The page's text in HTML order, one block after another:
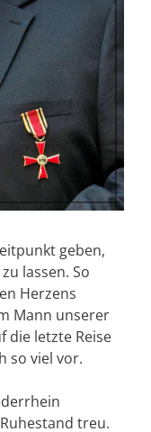
geben,
lassen. So
Herzens
Mann unserer
die letzte Reise
so viel vor.
treu.